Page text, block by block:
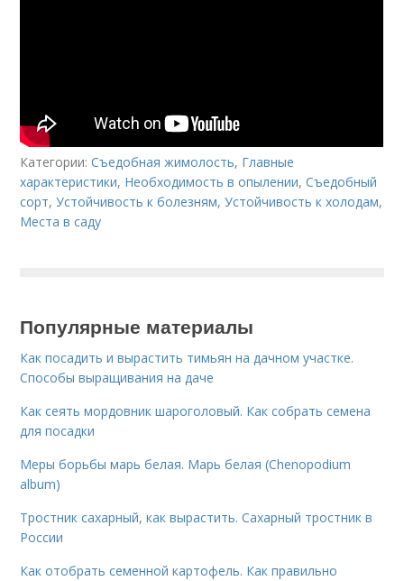
Категории:Съедобная жимолость, Главные
характеристики, Необходимость в опылении,Съедобный
сорт,Устойчивость к болезням,Устойчивость к холодам,
Места в саду
Популярные материалы
Как посадить и вырастить тимьян на дачном участке.
Способы выращивания на даче
Как сеять мордовник шароголовый. Как собрать семена
для посадки
Меры борьбы марь белая. Марь белая (Chenopodium
album)
Тростник сахарный, как вырастить. Сахарный тростник в
России
Как отобрать семенной картофель. Как правильно